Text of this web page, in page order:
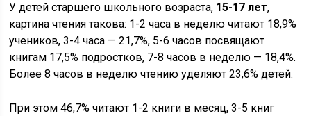
У детей старшего школьного возраста, 15-17 лет,
картина чтения такова: 1-2 часа в неделю читают 18,9%
учеников, 3-4 часа — 21,7%, 5-6 часов посвящают
книгам 17,5% подростков, 7-8 часов в неделю — 18,4%.
Более 8 часов в неделю чтению уделяют 23,6% детей.
При этом 46,7% читают 1-2 книги в месяц, 3-5 книг